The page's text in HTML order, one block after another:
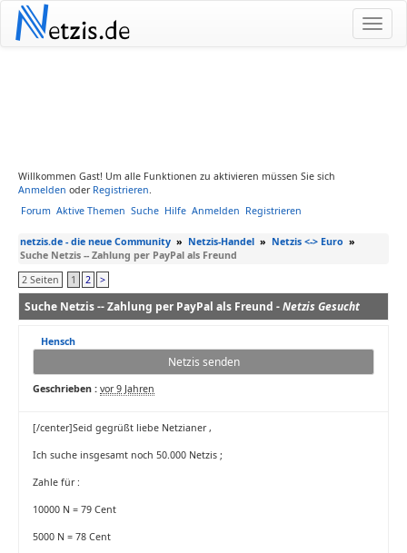
Netzis.de
Willkommen Gast! Um alle Funktionen zu aktivieren müssen Sie sich
Anmelden oder Registrieren.
Forum Aktive Themen Suche Hilfe Anmelden Registrieren
netzis.de - die neue Community » Netzis-Handel » Netzis <-> Euro »
Suche Netzis -- Zahlung per PayPal als Freund
2 Seiten
1 2 >
Suche Netzis -- Zahlung per PayPal als Freund -Netzis Gesucht
Hensch
Netzis senden
Geschrieben : vor 9 Jahren
[/center]Seid gegrüßt liebe Netzianer ,
Ich suche insgesamt noch 50.000 Netzis ;
Zahle für :
10000 N = 79 Cent
5000 N = 78 Cent